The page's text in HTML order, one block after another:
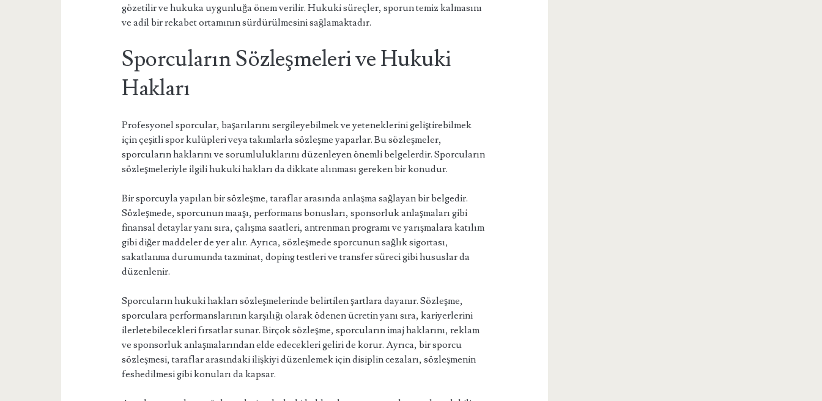
gözetilir ve hukuka uygunluğa önem verilir. Hukuki süreçler, sporun temiz kalmasını
ve adil bir rekabet ortamının sürdürülmesini sağlamaktadır.
Sporcuların Sözleşmeleri ve Hukuki
Hakları
Profesyonel sporcular, başarılarını sergileyebilmek ve yeteneklerini geliştirebilmek
için çeşitli spor kulüpleri veya takımlarla sözleşme yaparlar. Bu sözleşmeler,
sporcuların haklarını ve sorumluluklarını düzenleyen önemli belgelerdir. Sporcuların
sözleşmeleriyle ilgili hukuki hakları da dikkate alınması gereken bir konudur.
Bir sporcuyla yapılan bir sözleşme, taraflar arasında anlaşma sağlayan bir belgedir.
Sözleşmede, sporcunun maaşı, performans bonusları, sponsorluk anlaşmaları gibi
finansal detaylar yanı sıra, çalışma saatleri, antrenman programı ve yarışmalara katılım
gibi diğer maddeler de yer alır. Ayrıca, sözleşmede sporcunun sağlık sigortası,
sakatlanma durumunda tazminat, doping testleri ve transfer süreci gibi hususlar da
düzenlenir.
Sporcuların hukuki hakları sözleşmelerinde belirtilen şartlara dayanır. Sözleşme,
sporculara performanslarının karşılığı olarak ödenen ücretin yanı sıra, kariyerlerini
ilerletebilecekleri fırsatlar sunar. Birçok sözleşme, sporcuların imaj haklarını, reklam
ve sponsorluk anlaşmalarından elde edecekleri geliri de korur. Ayrıca, bir sporcu
sözleşmesi, taraflar arasındaki ilişkiyi düzenlemek için disiplin cezaları, sözleşmenin
feshedilmesi gibi konuları da kapsar.